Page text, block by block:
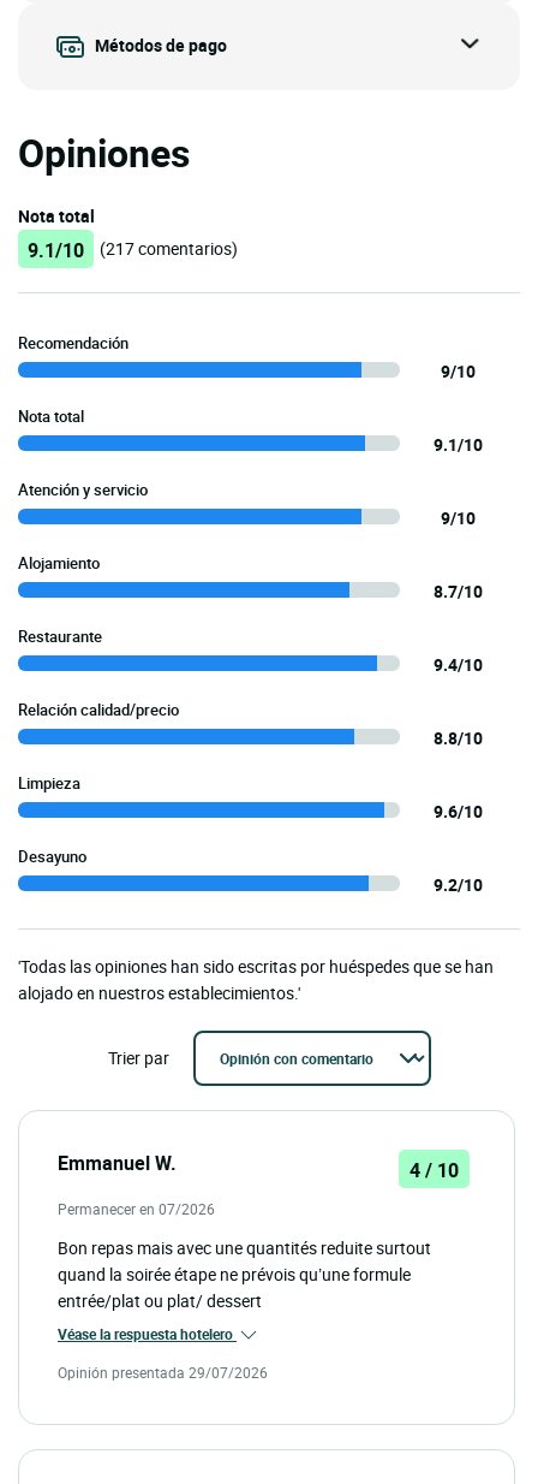
Métodos de pago
Opiniones
Nota total
9.1/10 (217 comentarios)
Recomendación
9/10
Nota total
9.1/10
Atención y servicio
9/10
Alojamiento
8.7/10
Restaurante
9.4/10
Relación calidad/precio
8.8/10
Limpieza
9.6/10
Desayuno
9.2/10
'Todas las opiniones han sido escritas por huéspedes que se han
alojado en nuestros establecimientos.'
Trier par
Emmanuel W. 4 / 10
Permanecer en 07/2026
Bon repas mais avec une quantités reduite surtout
quand la soirée étape ne prévois qu’une formule
entrée/plat ou plat/ dessert
Véase la respuesta hotelero
Opinión presentada 29/07/2026